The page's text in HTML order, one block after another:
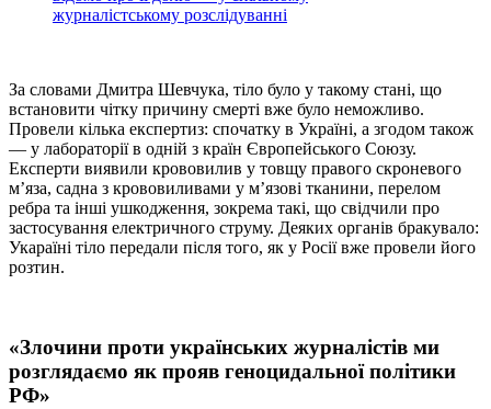
журналістському розслідуванні
За словами Дмитра Шевчука, тіло було у такому стані, що
встановити чітку причину смерті вже було неможливо.
Провели кілька експертиз: спочатку в Україні, а згодом також
— у лабораторії в одній з країн Європейського Союзу.
Експерти виявили крововилив у товщу правого скроневого
м’яза, садна з крововиливами у м’язові тканини, перелом
ребра та інші ушкодження, зокрема такі, що свідчили про
застосування електричного струму. Деяких органів бракувало:
Укараїні тіло передали після того, як у Росії вже провели його
розтин.
«Злочини проти українських журналістів ми
розглядаємо як прояв геноцидальної політики
РФ»